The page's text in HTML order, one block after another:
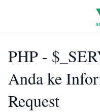
PHP -
Anda ke
Request